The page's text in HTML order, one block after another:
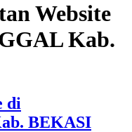
Website
Kab.
di
BEKASI